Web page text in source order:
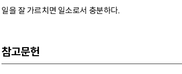
일을 잘 가르치면 일소로서 충분하다.
참고문헌